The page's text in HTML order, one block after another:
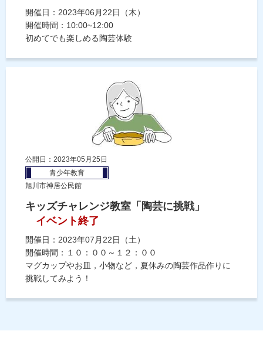
開催日：2023年06月22日（木）
開催時間：10:00~12:00
初めてでも楽しめる陶芸体験
公開日：2023年05月25日
青少年教育
旭川市神居公民館
キッズチャレンジ教室「陶芸に挑戦」
イベント終了
開催日：2023年07月22日（土）
開催時間：１０：００～１２：００
マグカップやお皿，小物など，夏休みの陶芸作品作りに
挑戦してみよう！